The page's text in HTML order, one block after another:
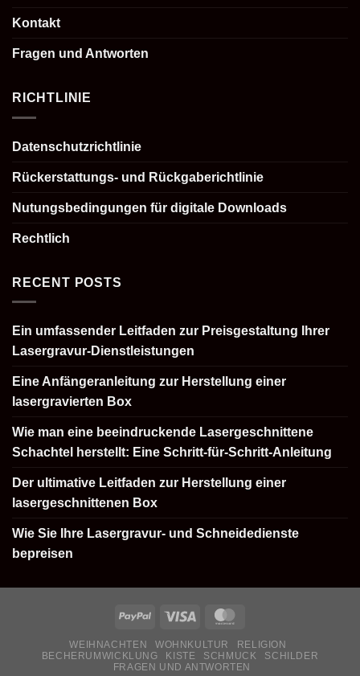
Kontakt
Fragen und Antworten
RICHTLINIE
Datenschutzrichtlinie
Rückerstattungs- und Rückgaberichtlinie
Nutungsbedingungen für digitale Downloads
Rechtlich
RECENT POSTS
Ein umfassender Leitfaden zur Preisgestaltung Ihrer
Lasergravur-Dienstleistungen
Eine Anfängeranleitung zur Herstellung einer
lasergravierten Box
Wie man eine beeindruckende Lasergeschnittene
Schachtel herstellt: Eine Schritt-für-Schritt-Anleitung
Der ultimative Leitfaden zur Herstellung einer
lasergeschnittenen Box
Wie Sie Ihre Lasergravur- und Schneidedienste
bepreisen
WEIHNACHTEN WOHNKULTUR
RELIGION
BECHERUMWICKLUNG
KISTE SCHMUCK
SCHILDER
FRAGEN UND ANTWORTEN